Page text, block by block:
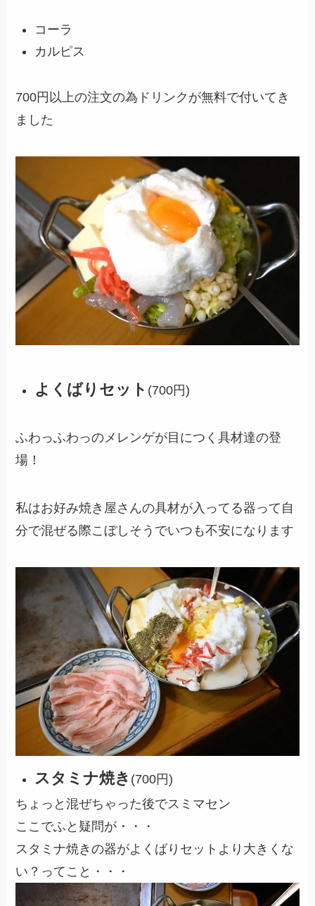
コーラ
カルピス
700円以上の注文の為ドリンクが無料で付いてき
ました
よくばりセット (700円)
ふわっふわっのメレンゲが目につく具材達の登
場！
私はお好み焼き屋さんの具材が入ってる器って自
分で混ぜる際こぼしそうでいつも不安になります
スタミナ焼き (700円)
ちょっと混ぜちゃった後でスミマセン
ここでふと疑問が・・・
スタミナ焼きの器がよくばりセットより大きくな
い？ってこと・・・